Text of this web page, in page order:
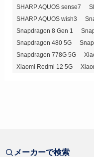
SHARP AQUOS sense7
SHARP AQUOS wish3
Snapdragon 8 Gen 1
Snapdragon 480 5G
Snapdragon 778G 5G
Xiaomi Redmi 12 5G
メーカーで検索